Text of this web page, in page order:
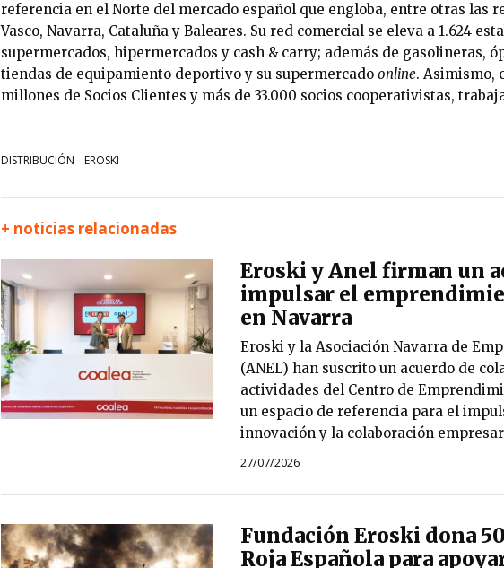
referencia en el Norte del mercado español que engloba, entre otras las
Vasco, Navarra, Cataluña y Baleares. Su red comercial se eleva a 1.624
supermercados, hipermercados y cash & carry; además de gasolineras,
tiendas de equipamiento deportivo y su supermercado online. Asimismo,
millones de Socios Clientes y más de 33.000 socios cooperativistas,
DISTRIBUCIÓN EROSKI
+ noticias relacionadas
Eroski y Anel firman un
impulsar el
en Navarra
Eroski y la Asociación Navarra de
(ANEL) han suscrito un acuerdo de
actividades del Centro de
un espacio de referencia para el
innovación y la colaboración
27/07/2026
Fundación Eroski dona
Roja Española para